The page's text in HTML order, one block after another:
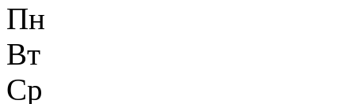
Пн
Вт
Ср